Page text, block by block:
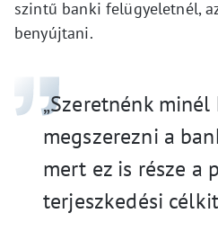
szintű banki felügyeletnél,
benyújtani.
„Szeretnénk minél
megszerezni a
mert ez is része a
terjeszkedési